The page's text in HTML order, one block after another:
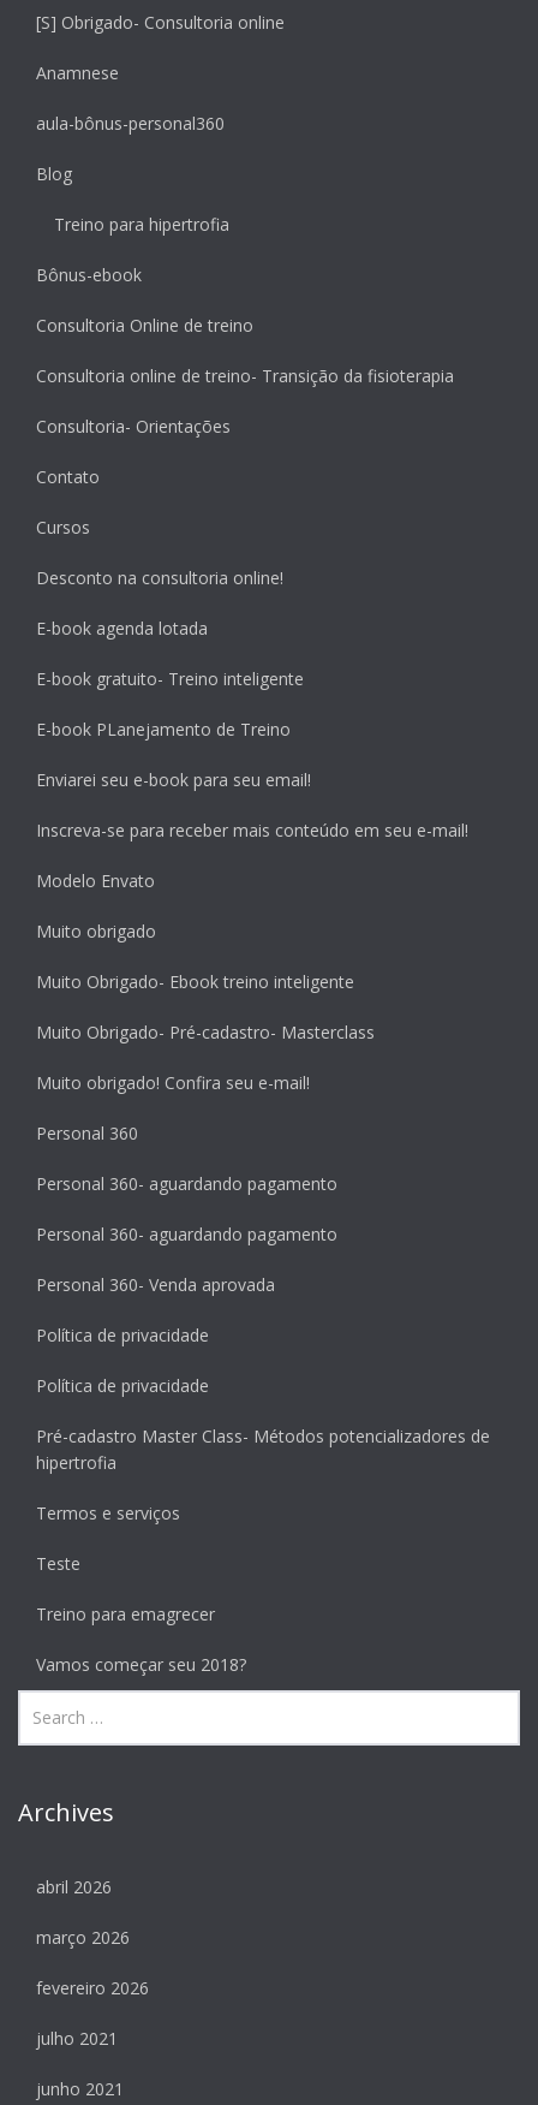
[S] Obrigado- Consultoria online
Anamnese
aula-bônus-personal360
Blog
Treino para hipertrofia
Bônus-ebook
Consultoria Online de treino
Consultoria online de treino- Transição da fisioterapia
Consultoria- Orientações
Contato
Cursos
Desconto na consultoria online!
E-book agenda lotada
E-book gratuito- Treino inteligente
E-book PLanejamento de Treino
Enviarei seu e-book para seu email!
Inscreva-se para receber mais conteúdo em seu e-mail!
Modelo Envato
Muito obrigado
Muito Obrigado- Ebook treino inteligente
Muito Obrigado- Pré-cadastro- Masterclass
Muito obrigado! Confira seu e-mail!
Personal 360
Personal 360- aguardando pagamento
Personal 360- aguardando pagamento
Personal 360- Venda aprovada
Política de privacidade
Política de privacidade
Pré-cadastro Master Class- Métodos potencializadores de
hipertrofia
Termos e serviços
Teste
Treino para emagrecer
Vamos começar seu 2018?
Archives
abril 2026
março 2026
fevereiro 2026
julho 2021
junho 2021